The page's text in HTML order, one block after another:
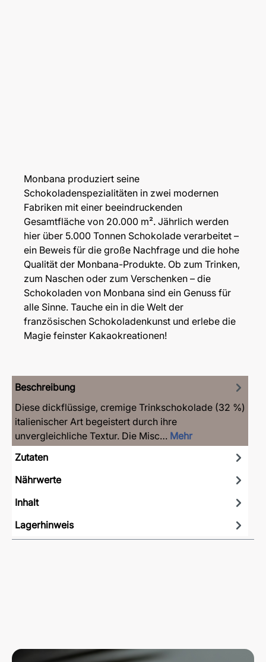
Monbana produziert seine
Schokoladenspezialitäten in zwei modernen
Fabriken mit einer beeindruckenden
Gesamtfläche von 20.000 m². Jährlich werden
hier über 5.000 Tonnen Schokolade verarbeitet –
ein Beweis für die große Nachfrage und die hohe
Qualität der Monbana-Produkte. Ob zum Trinken,
zum Naschen oder zum Verschenken – die
Schokoladen von Monbana sind ein Genuss für
alle Sinne. Tauche ein in die Welt der
französischen Schokoladenkunst und erlebe die
Magie feinster Kakaokreationen!
Beschreibung
Diese dickflüssige, cremige Trinkschokolade (32 %)
italienischer Art begeistert durch ihre
unvergleichliche Textur. Die Misc… Mehr
Zutaten
Nährwerte
Inhalt
Lagerhinweis